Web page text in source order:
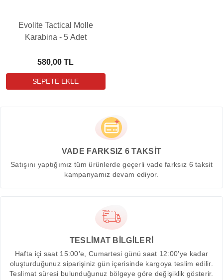
Evolite Tactical Molle
Karabina - 5 Adet
580,00 TL
VADE FARKSIZ 6 TAKSİT
Satışını yaptığımız tüm ürünlerde geçerli vade farksız 6 taksit
kampanyamız devam ediyor.
TESLİMAT BİLGİLERİ
Hafta içi saat 15:00'e, Cumartesi günü saat 12:00'ye kadar
oluşturduğunuz siparişiniz gün içerisinde kargoya teslim edilir.
Teslimat süresi bulunduğunuz bölgeye göre değişiklik gösterir.